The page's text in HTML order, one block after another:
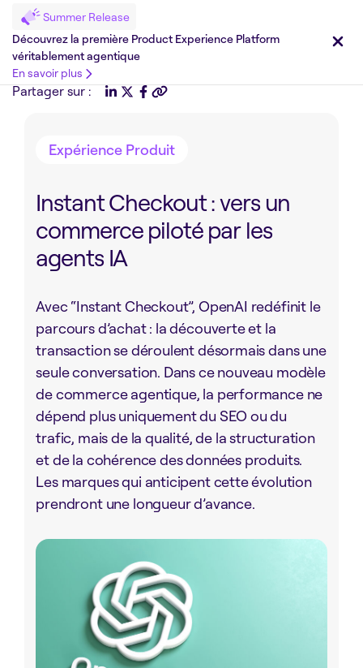
Summer Release
Découvrez la première Product Experience Platform
véritablement agentique
En savoir plus
Partager sur :
Expérience Produit
Instant Checkout : vers un
commerce piloté par les
agents IA
Avec “Instant Checkout”, OpenAI redéfinit le
parcours d’achat : la découverte et la
transaction se déroulent désormais dans une
seule conversation. Dans ce nouveau modèle
de commerce agentique, la performance ne
dépend plus uniquement du SEO ou du
trafic, mais de la qualité, de la structuration
et de la cohérence des données produits.
Les marques qui anticipent cette évolution
prendront une longueur d’avance.